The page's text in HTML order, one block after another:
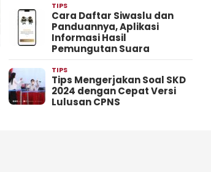
TIPS
Cara Daftar Siwaslu dan
Panduannya, Aplikasi
Informasi Hasil
Pemungutan Suara
TIPS
Tips Mengerjakan Soal SKD
2024 dengan Cepat Versi
Lulusan CPNS